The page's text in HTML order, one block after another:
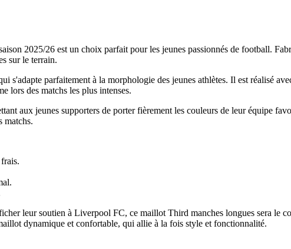
2025/26 est un choix parfait pour les jeunes passionnés de football.
sur le terrain.
s'adapte parfaitement à la morphologie des jeunes athlètes. Il est réalisé
lors des matchs les plus intenses.
aux jeunes supporters de porter fièrement les couleurs de leur équipe
matchs.
leur soutien à Liverpool FC, ce maillot Third manches longues sera le
dynamique et confortable, qui allie à la fois style et fonctionnalité.